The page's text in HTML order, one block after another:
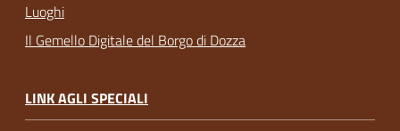
Luoghi
Il Gemello Digitale del Borgo di Dozza
LINK AGLI SPECIALI